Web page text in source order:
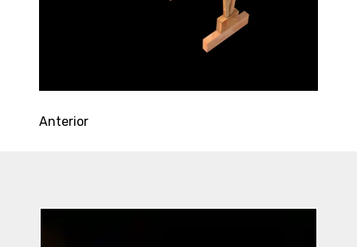
Anterior
Recientes